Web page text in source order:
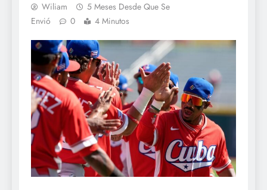
Wiliam
5 Meses Desde Que Se
Envió
0 4 Minutos